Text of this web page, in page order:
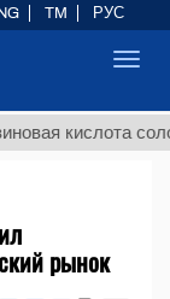
рынок
TM РУС